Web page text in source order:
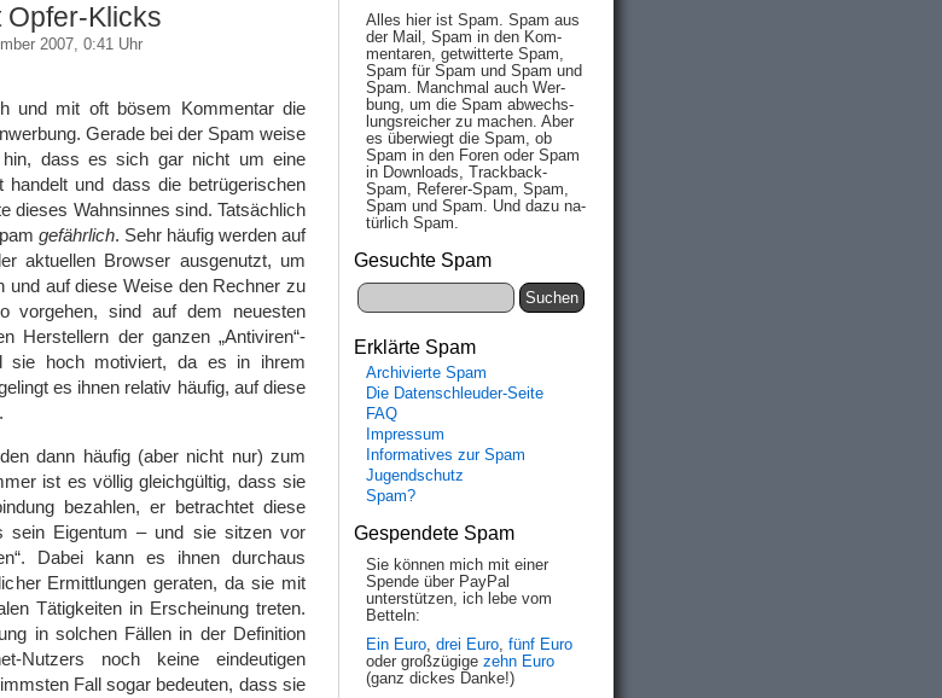
Klicks
2007, 0:41 Uhr
und mit oft bösem Kommentar die
Gerade bei der Spam weise
dass es sich gar nicht um eine
handelt und dass die betrügerischen
dieses Wahnsinnes sind. Tatsächlich
gefährlich. Sehr häufig werden auf
aktuellen Browser ausgenutzt, um
und auf diese Weise den Rechner zu
vorgehen, sind auf dem neuesten
Herstellern der ganzen „Antiviren“-
sie hoch motiviert, da es in ihrem
es ihnen relativ häufig, auf diese
dann häufig (aber nicht nur) zum
ist es völlig gleichgültig, dass sie
bezahlen, er betrachtet diese
sein Eigentum – und sie sitzen vor
Dabei kann es ihnen durchaus
Ermittlungen geraten, da sie mit
Tätigkeiten in Erscheinung treten.
in solchen Fällen in der Definition
Nutzers noch keine eindeutigen
Fall sogar bedeuten, dass sie
Alles hier ist Spam. Spam aus
der Mail, Spam in den Kom­
men­taren, ge­twit­ter­te Spam,
Spam für Spam und Spam und
Spam. Manch­mal auch Wer­
bung, um die Spam ab­wechs­
lungs­reich­er zu mach­en. Aber
es über­wiegt die Spam, ob
Spam in den Fo­ren oder Spam
in Down­loads, Track­back-
Spam, Re­fe­rer-Spam, Spam,
Spam und Spam. Und da­zu na­
tür­lich Spam.
Gesuchte Spam
Erklärte Spam
Archivierte Spam
Die Datenschleuder-Seite
FAQ
Impressum
Informatives zur Spam
Jugendschutz
Spam?
Gespendete Spam
Sie können mich mit einer
Spende über PayPal
unterstützen, ich lebe vom
Betteln:
Ein Euro, drei Euro, fünf Euro
oder großzügige zehn Euro
(ganz dickes Danke!)